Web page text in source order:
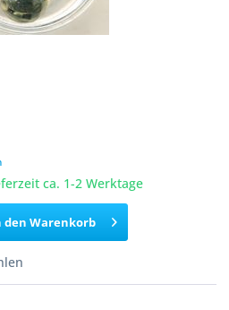
ca. 1-2 Werktage
den Warenkorb